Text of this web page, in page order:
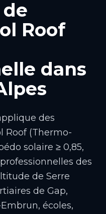
Roof
dans
des
Roof (Thermo-
solaire ≥ 0,85,
des
de Serre
de Gap,
écoles,